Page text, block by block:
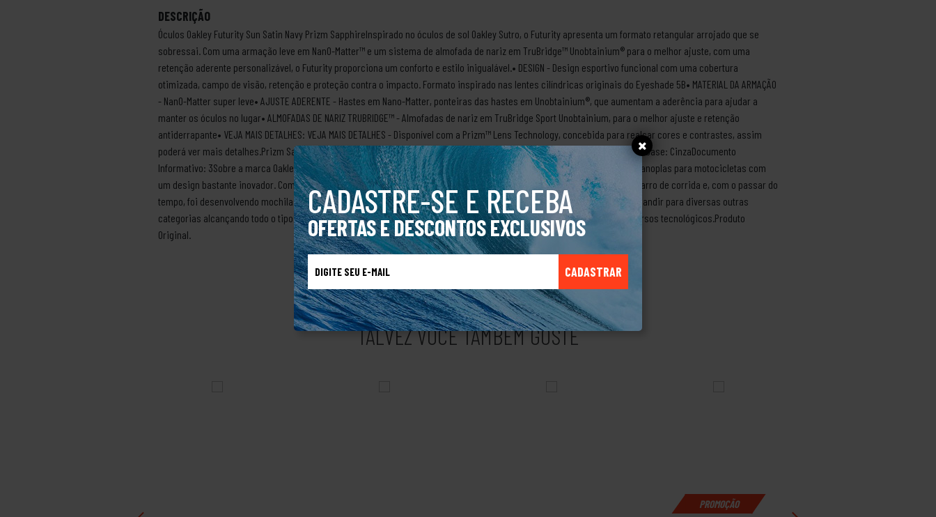
CADASTRE-SE E RECEBA
OFERTAS E DESCONTOS EXCLUSIVOS
CADASTRAR
DESCRIÇÃO
Óculos Oakley Futurity Sun Satin Navy Prizm SapphireInspirado no óculos de sol Oakley Sutro, o Futurity apresenta um formato retangular arrojado que se
sobressai. Com uma armação leve em NanO-Matter™ e um sistema de almofada de nariz em TruBridge™ Unobtainium® para o melhor ajuste, com uma
retenção aderente personalizável, o Futurity proporciona um conforto e estilo inigualável.• DESIGN - Design esportivo funcional com uma cobertura
otimizada, campo de visão, retenção e proteção contra o impacto. Formato inspirado nas lentes cilíndricas originais do Eyeshade 5B• MATERIAL DA ARMAÇÃO
- NanO-Matter super leve• AJUSTE ADERENTE - Hastes em Nano-Matter, ponteiras das hastes em Unobtainium®, que aumentam a aderência para ajudar a
manter os óculos no lugar• ALMOFADAS DE NARIZ TRUBRIDGE™ - Almofadas de nariz em TruBridge Sport Unobtainium, para o melhor ajuste e retenção
antiderrapante• VEJA MAIS DETALHES: VEJA MAIS DETALHES - Disponível com a Prizm™ Lens Technology, concebida para realçar cores e contrastes, assim
poderá ver mais detalhes.Prizm SapphireTransmissão da luz: 12%Condições de iluminação: Alta luminosidadeCor da lente base: CinzaDocumento
Informativo: 3Sobre a marca OakleyA marca Oakley foi criada em 1975 pelo cientista Jim Jannard, que começou criando manoplas para motocicletas com
um design bastante inovador. Com esse mesmo espírito, Jim resolveu criar óculos de sol desenvolvidos para pilotos de carro de corrida e, com o passar do
tempo, foi desenvolvendo mochilas para alpinismo, calçados esportivos e relógios de pulso. Não demorou para marca expandir para diversas outras
categorias alcançando todo o tipo de público, com produtos versáteis, funcionais, com design chamativo e diversos recursos tecnológicos.Produto
Original.
TALVEZ VOCÊ TAMBÉM GOSTE
PROMOÇÃO